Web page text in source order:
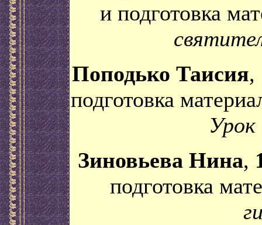
и подготовка
Поподько Таисия,
подготовка
Урок
Зиновьева Нина,
подготовка